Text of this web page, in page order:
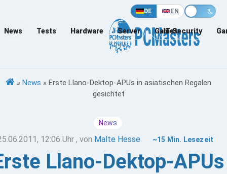
DE EN
News Tests Hardware Server Games
IT-Security
» News » Erste Llano-Dektop-APUs in asiatischen Regalen
gesichtet
News
12:06 Uhr , von Malte Hesse ~15 Min. Lesezeit
Llano-Dektop-APUs